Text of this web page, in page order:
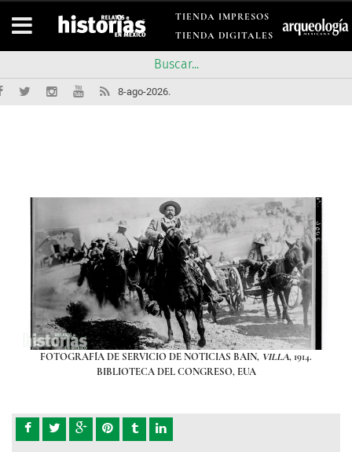
TIENDA IMPRESOS
TIENDA DIGITALES
8-ago-2026.
FOTOGRAFÍA DE SERVICIO DE NOTICIAS BAIN, VILLA, 1914.
BIBLIOTECA DEL CONGRESO, EUA